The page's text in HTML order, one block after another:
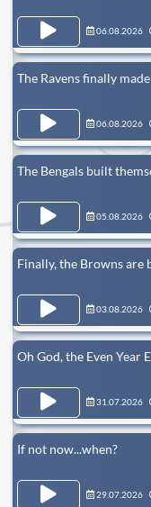
06.08.2026
The Ravens finally
06.08.2026
The Bengals built
05.08.2026
Finally, the Browns are
03.08.2026
Oh God, the Even Year
31.07.2026
If not now...when?
29.07.2026